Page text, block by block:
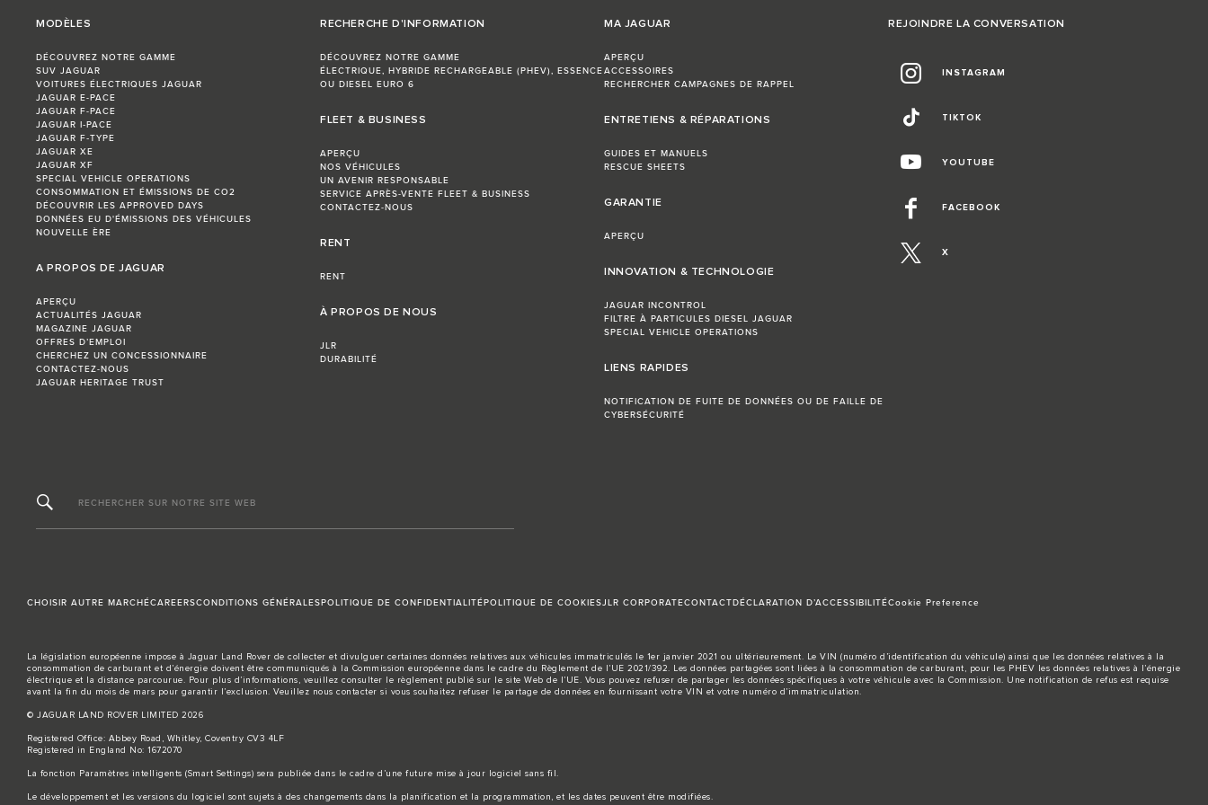
MODÈLES
DÉCOUVREZ NOTRE GAMME
SUV JAGUAR
VOITURES ÉLECTRIQUES JAGUAR
JAGUAR E-PACE
JAGUAR F-PACE
JAGUAR I‑PACE
JAGUAR F‑TYPE
JAGUAR XE
JAGUAR XF
SPECIAL VEHICLE OPERATIONS
CONSOMMATION ET ÉMISSIONS DE CO2
DÉCOUVRIR LES APPROVED DAYS
DONNÉES EU D'ÉMISSIONS DES VÉHICULES
NOUVELLE ÈRE
A PROPOS DE JAGUAR
APERÇU
ACTUALITÉS JAGUAR
MAGAZINE JAGUAR
OFFRES D’EMPLOI
CHERCHEZ UN CONCESSIONNAIRE
CONTACTEZ-NOUS
JAGUAR HERITAGE TRUST
RECHERCHE D'INFORMATION
DÉCOUVREZ NOTRE GAMME
ÉLECTRIQUE, HYBRIDE RECHARGEABLE (PHEV), ESSENCE
OU DIESEL EURO 6
FLEET & BUSINESS
APERÇU
NOS VÉHICULES
UN AVENIR RESPONSABLE
SERVICE APRÈS-VENTE FLEET & BUSINESS
CONTACTEZ-NOUS
RENT
RENT
À PROPOS DE NOUS
JLR
DURABILITÉ
MA JAGUAR
APERÇU
ACCESSOIRES
RECHERCHER CAMPAGNES DE RAPPEL
ENTRETIENS & RÉPARATIONS
GUIDES ET MANUELS
RESCUE SHEETS
GARANTIE
APERÇU
INNOVATION & TECHNOLOGIE
JAGUAR INCONTROL
FILTRE À PARTICULES DIESEL JAGUAR
SPECIAL VEHICLE OPERATIONS
LIENS RAPIDES
NOTIFICATION DE FUITE DE DONNÉES OU DE FAILLE DE
CYBERSÉCURITÉ
REJOINDRE LA CONVERSATION
INSTAGRAM
TIKTOK
YOUTUBE
FACEBOOK
X
RECHERCHER SUR NOTRE SITE WEB
CHOISIR AUTRE MARCHÉCAREERSCONDITIONS GÉNÉRALESPOLITIQUE DE CONFIDENTIALITÉPOLITIQUE DE COOKIESJLR CORPORATECONTACTDÉCLARATION D’ACCESSIBILITÉCookie Preference
La législation européenne impose à Jaguar Land Rover de collecter et divulguer certaines données relatives aux véhicules immatriculés le 1er janvier 2021 ou ultérieurement. Le VIN (numéro d’identification du véhicule) ainsi que les données relatives à la
consommation de carburant et d’énergie doivent être communiqués à la Commission européenne dans le cadre du Règlement de l’UE 2021/392. Les données partagées sont liées à la consommation de carburant, pour les PHEV les données relatives à l’énergie
électrique et la distance parcourue. Pour plus d’informations, veuillez consulter le règlement publié sur le site Web de l’UE . Vous pouvez refuser de partager les données spécifiques à votre véhicule avec la Commission. Une notification de refus est requise
avant la fin du mois de mars pour garantir l’exclusion. Veuillez nous contacter si vous souhaitez refuser le partage de données en fournissant votre VIN et votre numéro d’immatriculation.
© JAGUAR LAND ROVER LIMITED 2026
Registered Office: Abbey Road, Whitley, Coventry CV3 4LF
Registered in England No: 1672070
La fonction Paramètres intelligents (Smart Settings) sera publiée dans le cadre d’une future mise à jour logiciel sans fil.
Le développement et les versions du logiciel sont sujets à des changements dans la planification et la programmation, et les dates peuvent être modifiées.